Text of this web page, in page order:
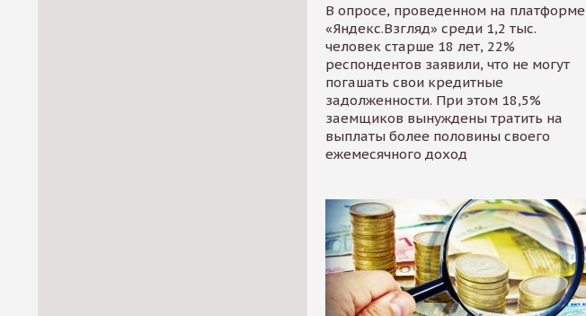
В опросе, проведенном на платформе
«Яндекс.Взгляд» среди 1,2 тыс.
человек старше 18 лет, 22%
респондентов заявили, что не могут
погашать свои кредитные
задолженности. При этом 18,5%
заемщиков вынуждены тратить на
выплаты более половины своего
ежемесячного доход